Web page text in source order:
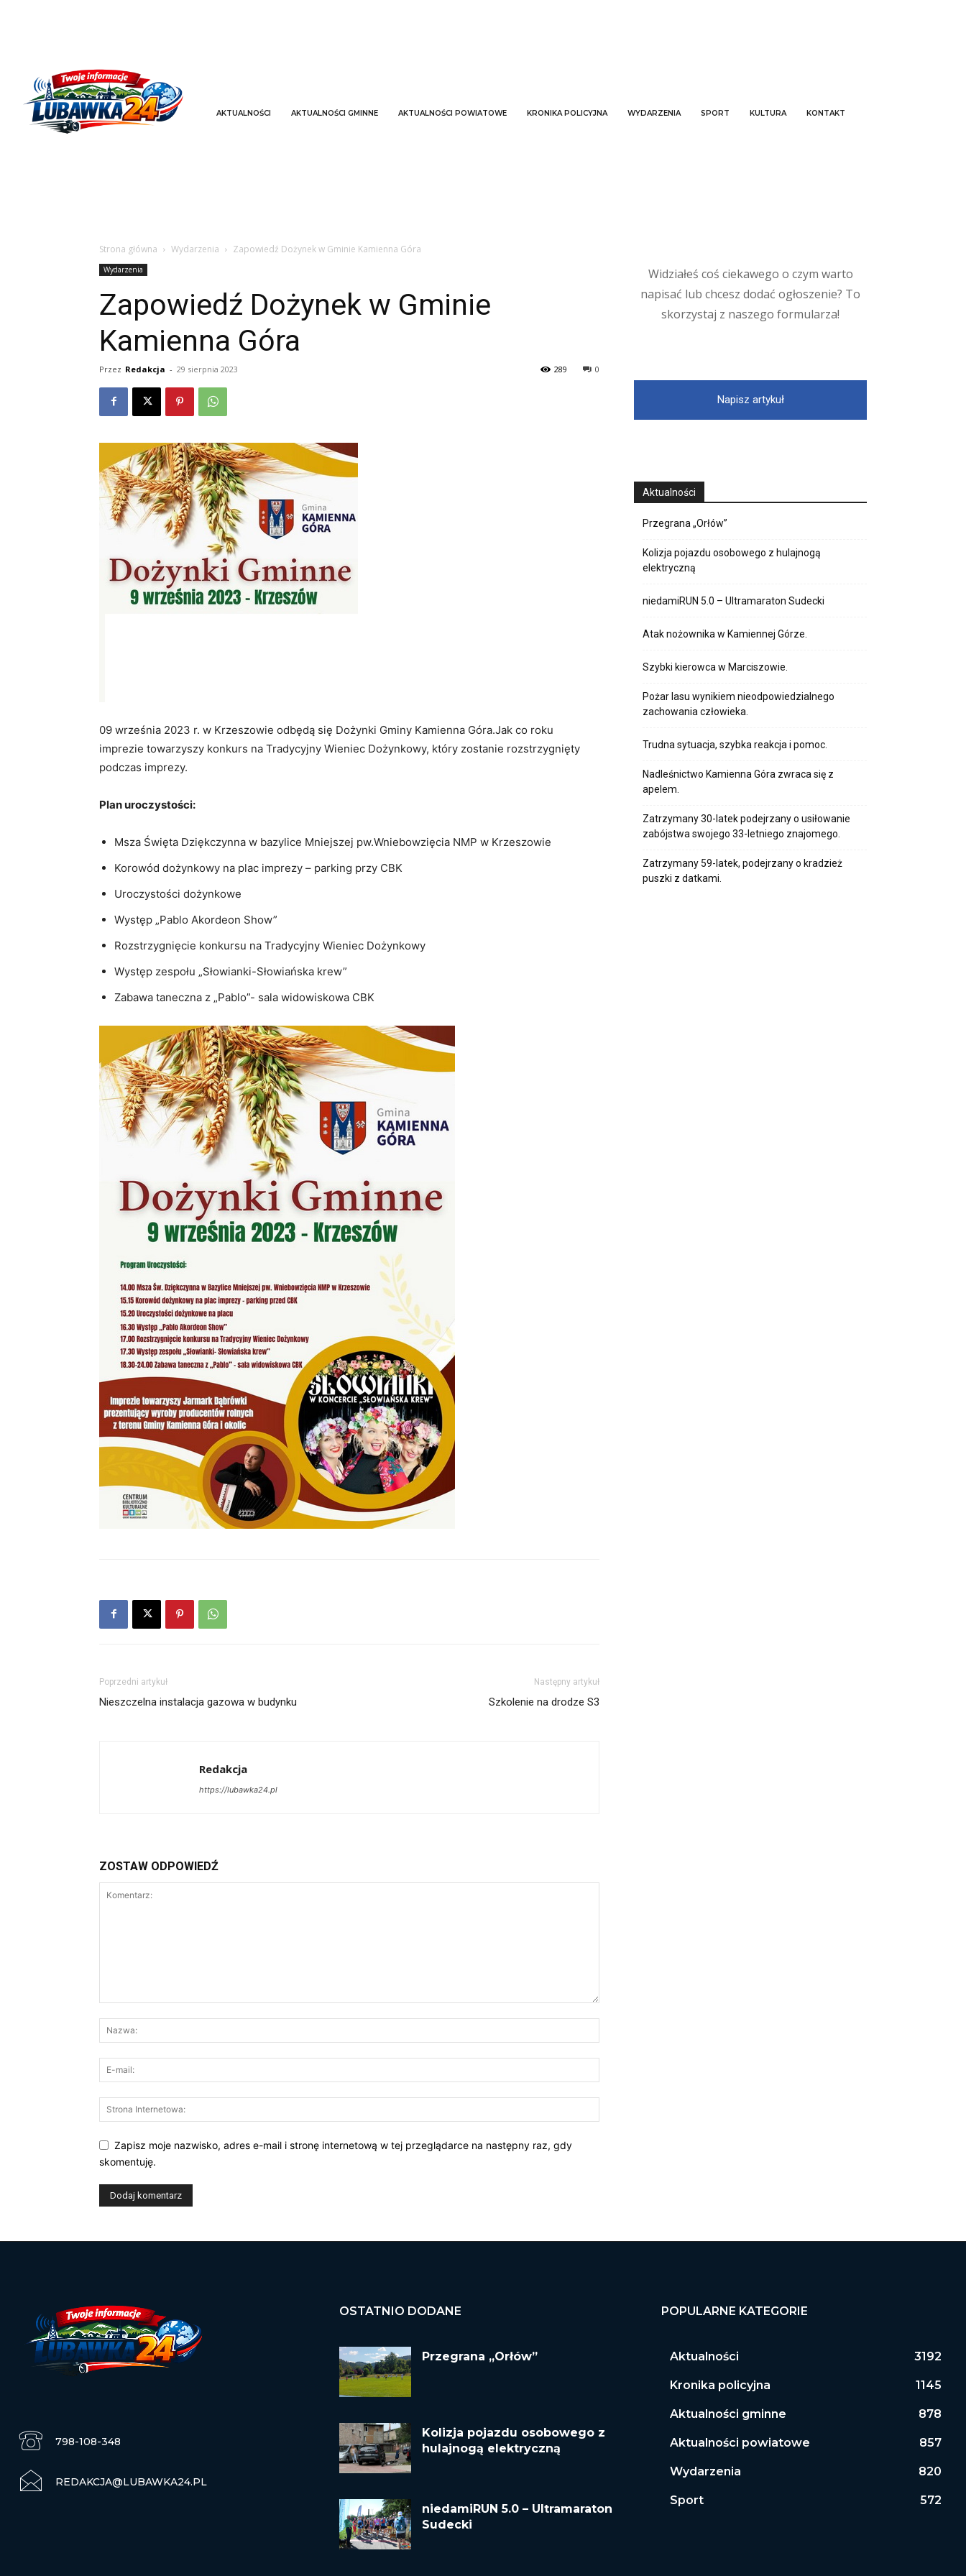
AKTUALNOŚCI AKTUALNOŚCI GMINNE AKTUALNOŚCI POWIATOWE KRONIKA POLICYJNA WYDARZENIA SPORT KULTURA KONTAKT
Strona główna Wydarzenia Zapowiedź Dożynek w Gminie Kamienna Góra
Wydarzenia
Zapowiedź Dożynek w Gminie
Kamienna Góra
Przez Redakcja - 29 sierpnia 2023 0
289
09 września 2023 r. w Krzeszowie odbędą się Dożynki Gminy Kamienna Góra.Jak co roku
imprezie towarzyszy konkurs na Tradycyjny Wieniec Dożynkowy, który zostanie rozstrzygnięty
podczas imprezy.
Plan uroczystości:
Msza Święta Dziękczynna w bazylice Mniejszej pw.Wniebowzięcia NMP w Krzeszowie
Korowód dożynkowy na plac imprezy – parking przy CBK
Uroczystości dożynkowe
Występ „Pablo Akordeon Show”
Rozstrzygnięcie konkursu na Tradycyjny Wieniec Dożynkowy
Występ zespołu „Słowianki-Słowiańska krew”
Zabawa taneczna z „Pablo”- sala widowiskowa CBK
Poprzedni artykuł
Nieszczelna instalacja gazowa w budynku
Następny artykuł
Szkolenie na drodze S3
Redakcja
https://lubawka24.pl
ZOSTAW ODPOWIEDŹ
Zapisz moje nazwisko, adres e-mail i stronę internetową w tej przeglądarce na następny raz, gdy
skomentuję.
Widziałeś coś ciekawego o czym warto
napisać lub chcesz dodać ogłoszenie? To
skorzystaj z naszego formularza!
Napisz artykuł
Aktualności
Przegrana „Orłów”
Kolizja pojazdu osobowego z hulajnogą
elektryczną
niedamiRUN 5.0 – Ultramaraton Sudecki
Atak nożownika w Kamiennej Górze.
Szybki kierowca w Marciszowie.
Pożar lasu wynikiem nieodpowiedzialnego
zachowania człowieka.
Trudna sytuacja, szybka reakcja i pomoc.
Nadleśnictwo Kamienna Góra zwraca się z
apelem.
Zatrzymany 30-latek podejrzany o usiłowanie
zabójstwa swojego 33-letniego znajomego.
Zatrzymany 59-latek, podejrzany o kradzież
puszki z datkami.
798-108-348
REDAKCJA@LUBAWKA24.PL
OSTATNIO DODANE
Przegrana „Orłów”
Kolizja pojazdu osobowego z
hulajnogą elektryczną
niedamiRUN 5.0 – Ultramaraton
Sudecki
POPULARNE KATEGORIE
Aktualności 3192
Kronika policyjna 1145
Aktualności gminne 878
Aktualności powiatowe 857
Wydarzenia 820
Sport 572